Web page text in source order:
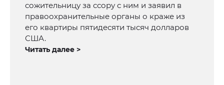
сожительницу за ссору с ним и заявил в
правоохранительные органы о краже из
его квартиры пятидесяти тысяч долларов
США.
Читать далее >